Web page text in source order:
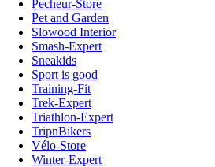
Pecheur-Store
Pet and Garden
Slowood Interior
Smash-Expert
Sneakids
Sport is good
Training-Fit
Trek-Expert
Triathlon-Expert
TripnBikers
Vélo-Store
Winter-Expert